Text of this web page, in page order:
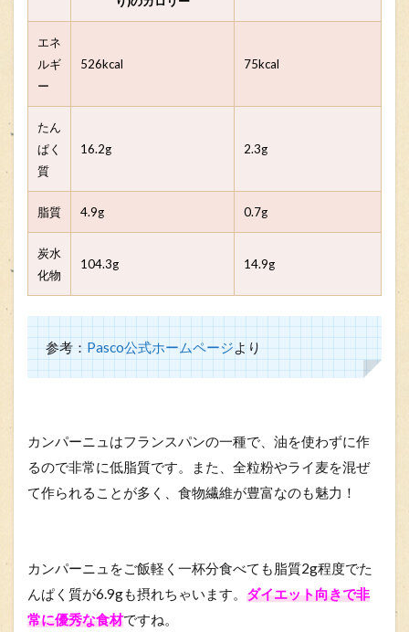
エネ
ルギ
ー
526kcal 75kcal
たん
ぱく
質
16.2g 2.3g
脂質 4.9g 0.7g
炭水
化物
104.3g 14.9g
参考：Pasco公式ホームページより
カンパーニュはフランスパンの一種で、油を使わずに作
るので非常に低脂質です。また、全粒粉やライ麦を混ぜ
て作られることが多く、食物繊維が豊富なのも魅力！
カンパーニュをご飯軽く一杯分食べても脂質2g程度でた
んぱく質が6.9gも摂れちゃいます。 ダイエット向きで非
常に優秀な食材ですね。